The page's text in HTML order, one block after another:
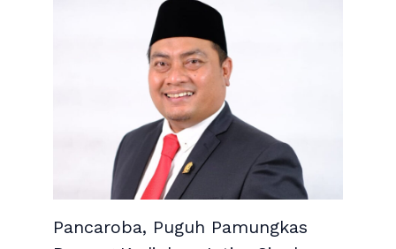
Pancaroba, Puguh Pamungkas